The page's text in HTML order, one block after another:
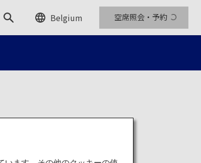
Belgium 空席照会・予約